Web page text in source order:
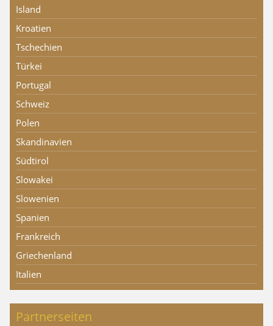
Island
Kroatien
Tschechien
Türkei
Portugal
Schweiz
Polen
Skandinavien
Südtirol
Slowakei
Slowenien
Spanien
Frankreich
Griechenland
Italien
Partnerseiten